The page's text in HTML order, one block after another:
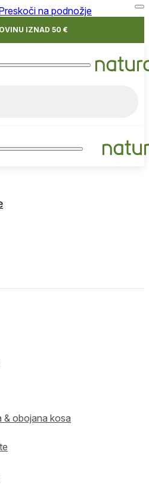
na podnožje
IZNAD 50 €
& obojana kosa